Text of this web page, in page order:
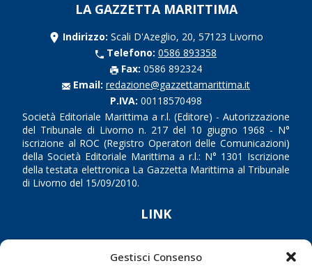
Gestisci Consenso
LA GAZZETTA MARITTIMA
Indirizzo: Scali D'Azeglio, 20, 57123 Livorno
Telefono: 0586 893358
Fax: 0586 892324
Email: redazione@gazzettamarittima.it
P.IVA: 00118570498
Società Editoriale Marittima a r.l. (Editore) - Autorizzazione
del Tribunale di Livorno n. 217 del 10 giugno 1968 - N°
iscrizione al ROC (Registro Operatori delle Comunicazioni)
della Società Editoriale Marittima a r.l.: N° 1301 Iscrizione
della testata elettronica La Gazzetta Marittima al Tribunale
di Livorno del 15/09/2010.
LINK